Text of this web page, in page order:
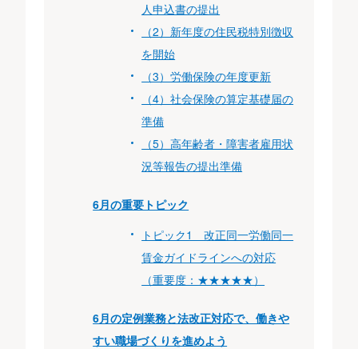
人申込書の提出
（2）新年度の住民税特別徴収
を開始
（3）労働保険の年度更新
（4）社会保険の算定基礎届の
準備
（5）高年齢者・障害者雇用状
況等報告の提出準備
6月の重要トピック
トピック1 改正同一労働同一
賃金ガイドラインへの対応
（重要度：★★★★★）
6月の定例業務と法改正対応で、働きや
すい職場づくりを進めよう